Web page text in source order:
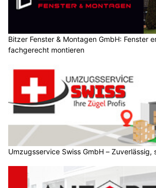
Bitzer Fenster & Montagen GmbH: Fenster
fachgerecht montieren
Umzugsservice Swiss GmbH – Zuverlässig,